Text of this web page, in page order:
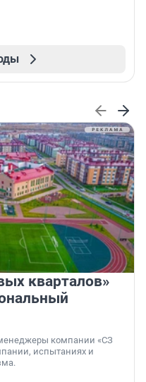
кварталов»
компании «СЗ
испытаниях и